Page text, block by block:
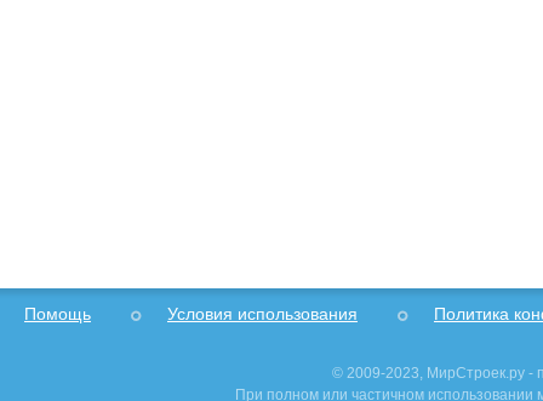
Помощь Условия использования Политика
© 2009-2023, МирСтроек.ру -
При полном или частичном использовании